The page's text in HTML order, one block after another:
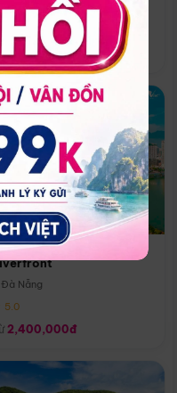
Phú Quốc
5.0
Vinpearl Danang
Đà Nẵng
5.0
2,400,000đ